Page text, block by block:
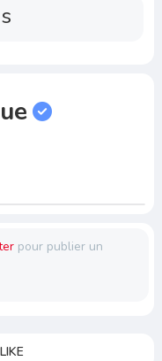
pour publier un